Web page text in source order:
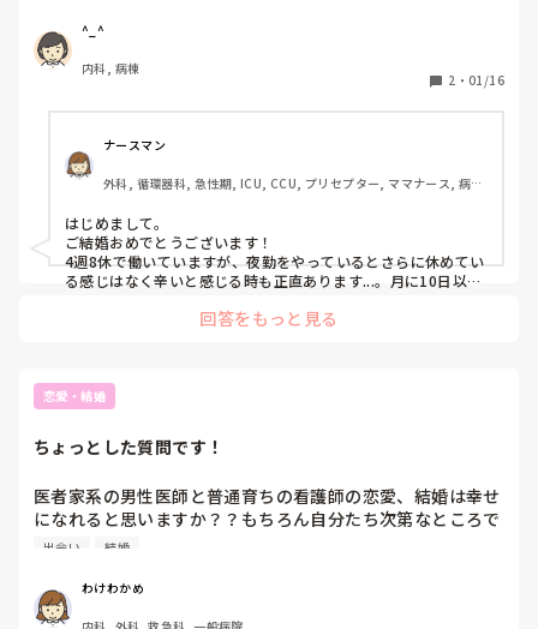
８休がどうしても少なく感じてしまいます。長く続けてもあ
まり日数は増えなさそうで、希望休も２日しか取れません。
4週８休は多くの病院で採用しているとネットで見かけたた
入って様子を見るか、断ってクリニックにするか、、
^_^
内科, 病棟
2 ・ 01/16
ナースマン
外科, 循環器科, 急性期, ICU, CCU, プリセプター, ママナース, 病
はじめまして。
ご結婚おめでとうございます！
4週8休で働いていますが、夜勤をやっているとさらに休めてい
る感じはなく辛いと感じる時も正直あります...。月に10日以上
4週8休の感想しか述べられませんでしたが、主様にとって最良
回答をもっと見る
恋愛・結婚
ちょっとした質問です！
医者家系の男性医師と普通育ちの看護師の恋愛、結婚は幸せ
になれると思いますか？？もちろん自分たち次第なところで
はありますが、社会人からの出会いだとするとどうですか
出会い 結婚
わけわかめ